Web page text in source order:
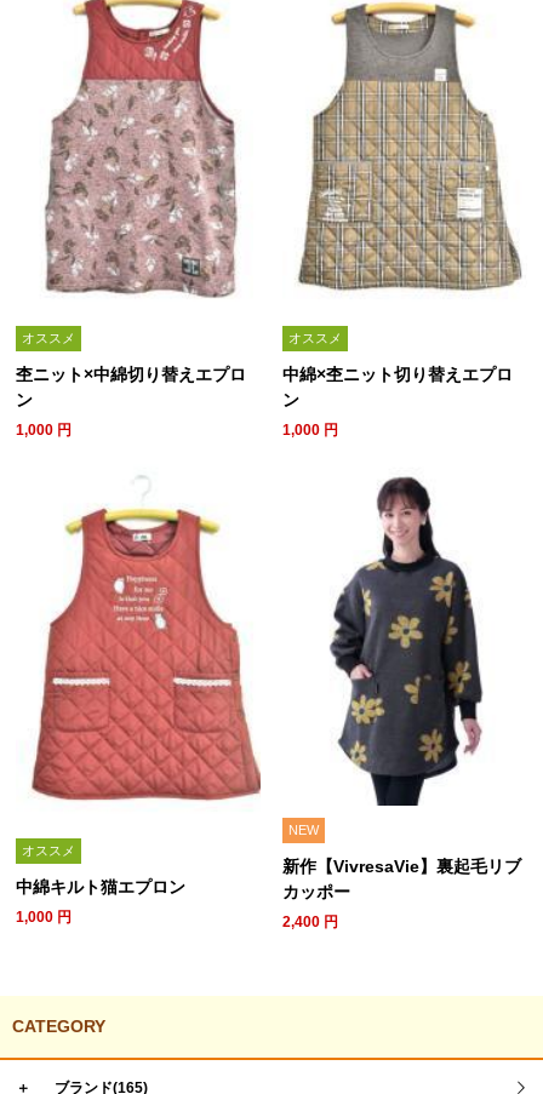
オススメ
杢ニット×中綿切り替えエプロ
ン
1,000 円
オススメ
中綿×杢ニット切り替えエプロ
ン
1,000 円
オススメ
中綿キルト猫エプロン
1,000 円
NEW
新作【VivresaVie】裏起毛リブ
カッポー
2,400 円
CATEGORY
＋ ブランド(165)